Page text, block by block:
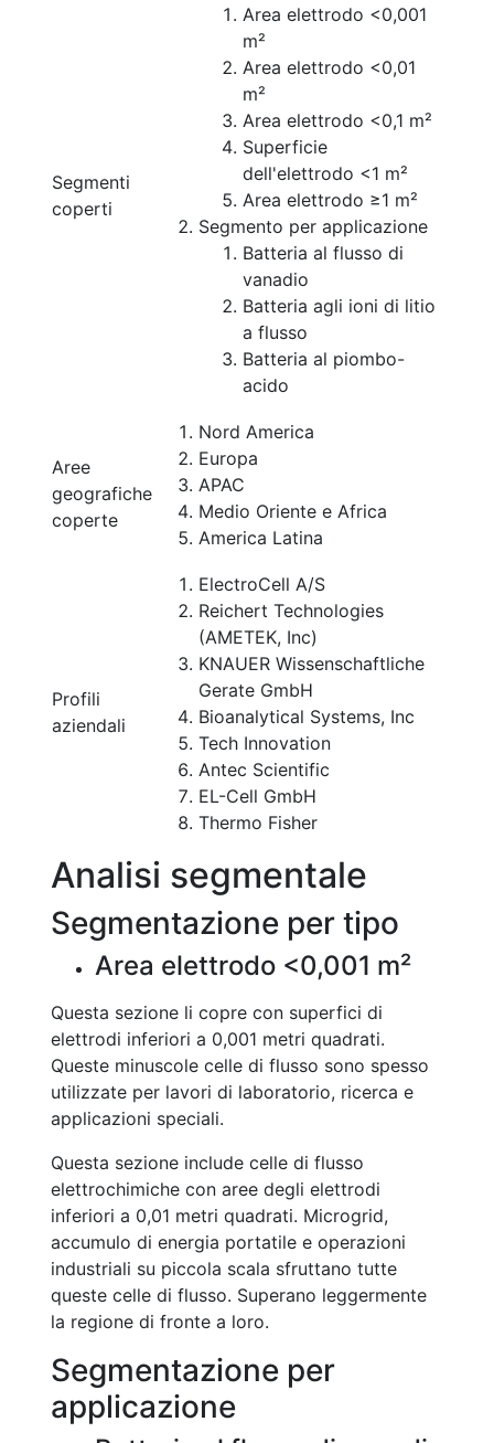
Segmenti
coperti
Area elettrodo <0,001
m²
Area elettrodo <0,01
m²
Area elettrodo <0,1 m²
Superficie
dell'elettrodo <1 m²
Area elettrodo ≥1 m²
Segmento per applicazione
Batteria al flusso di
vanadio
Batteria agli ioni di litio
a flusso
Batteria al piombo-
acido
Aree
geografiche
coperte
Nord America
Europa
APAC
Medio Oriente e Africa
America Latina
Profili
aziendali
ElectroCell A/S
Reichert Technologies
(AMETEK, Inc)
KNAUER Wissenschaftliche
Gerate GmbH
Bioanalytical Systems, Inc
Tech Innovation
Antec Scientific
EL-Cell GmbH
Thermo Fisher
Analisi segmentale
Segmentazione per tipo
Area elettrodo <0,001 m²
Questa sezione li copre con superfici di
elettrodi inferiori a 0,001 metri quadrati.
Queste minuscole celle di flusso sono spesso
utilizzate per lavori di laboratorio, ricerca e
applicazioni speciali.
Questa sezione include celle di flusso
elettrochimiche con aree degli elettrodi
inferiori a 0,01 metri quadrati. Microgrid,
accumulo di energia portatile e operazioni
industriali su piccola scala sfruttano tutte
queste celle di flusso. Superano leggermente
la regione di fronte a loro.
Segmentazione per
applicazione